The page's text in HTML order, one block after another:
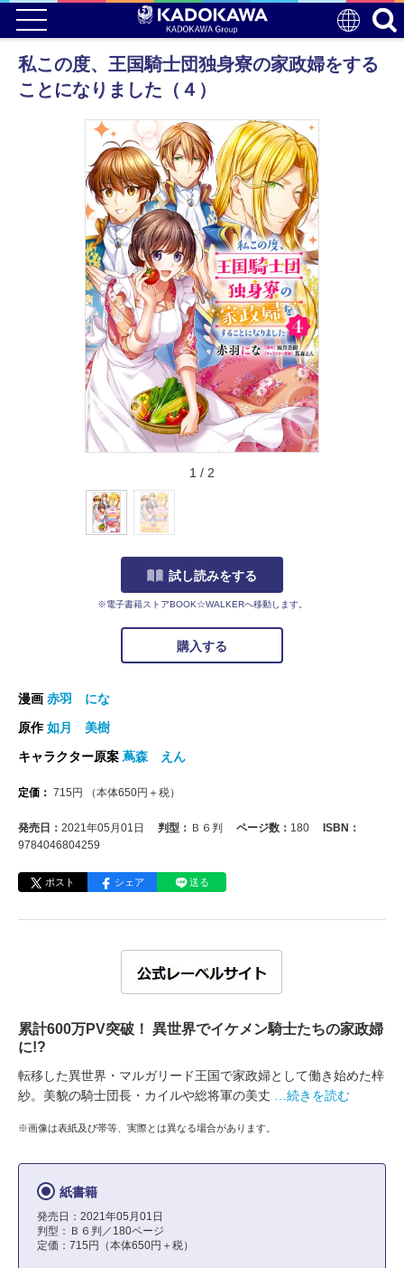
私この度、王国騎士団独身寮の家政婦をする
ことになりました（４）
1 / 2
試し読みをする
※電子書籍ストアBOOK☆WALKERへ移動します。
購入する
漫画 赤羽 にな
原作如月 美樹
キャラクター原案 蔦森 えん
定価： 715 円 （本体650円＋税）
発売日： 2021年05月01日 判型： Ｂ６判 ページ数： 180
ISBN：
9784046804259
ポスト シェア 送る
累計600万PV突破！ 異世界でイケメン騎士たちの家政婦
に!?
転移した異世界・マルガリード王国で家政婦として働き始めた梓
紗。美貌の騎士団長・カイルや総将軍の美丈
…続きを読む
※画像は表紙及び帯等、実際とは異なる場合があります。
紙書籍
発売日：2021年05月01日
判型：Ｂ６判／180ページ
定価：715円（本体650円＋税）